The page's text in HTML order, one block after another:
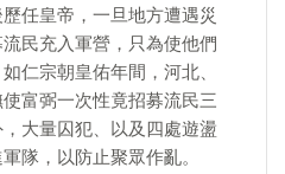
任皇帝，一旦地方遭遇災
民充入軍營，只為使他們
仁宗朝皇佑年間，河北、
富弼一次性竟招募流民三
大量囚犯、以及四處遊盪
隊，以防止聚眾作亂。